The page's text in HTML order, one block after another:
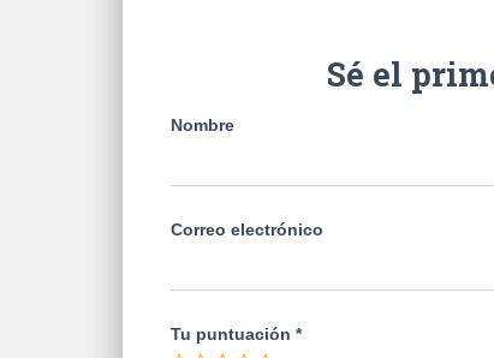
Sé el
Nombre
Correo electrónico
Tu puntuación *